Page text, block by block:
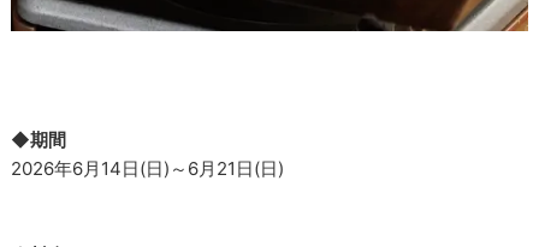
◆期間
2026年6月14日(日)～6月21日(日)